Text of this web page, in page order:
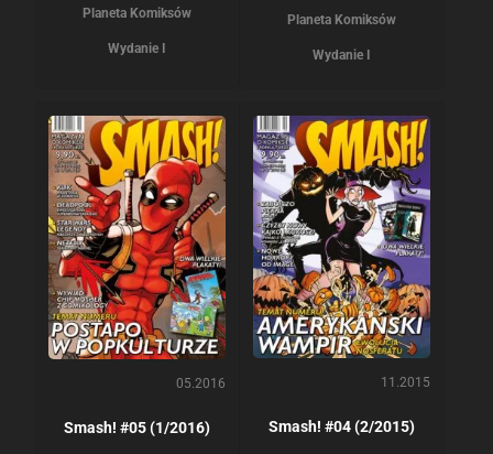
Planeta Komiksów
Wydanie I
Planeta Komiksów
Wydanie I
05.2016
Smash! #05 (1/2016)
11.2015
Smash! #04 (2/2015)